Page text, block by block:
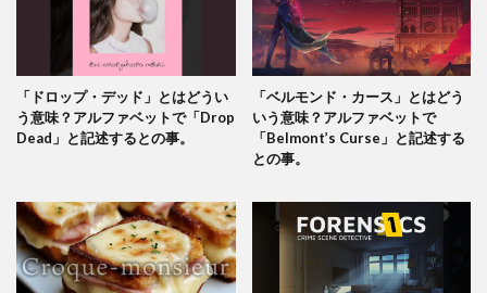
「ドロップ・デッド」とはどうい
う意味？アルファベットで「Drop
Dead」と記述するとの事。
「ベルモンド・カース」とはどう
いう意味？アルファベットで
「Belmont’s Curse」と記述する
との事。